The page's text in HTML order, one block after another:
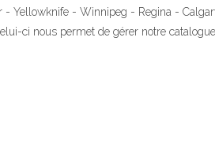
- Yellowknife - Winnipeg - Regina -
ci nous permet de gérer notre